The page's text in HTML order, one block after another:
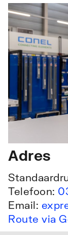
Adres
Telefoon:
Email:
Route via